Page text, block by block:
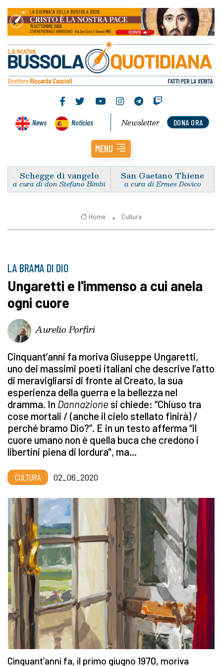
News Noticias DONA ORA
Newsletter
MENU
Schegge di vangelo
a cura di don Stefano Bimbi
San Gaetano Thiene
a cura di Ermes Dovico
Home Cultura
LA BRAMA DI DIO
Ungaretti e l'immenso a cui anela
ogni cuore
Aurelio Porfiri
Cinquant’anni fa moriva Giuseppe Ungaretti,
uno dei massimi poeti italiani che descrive l’atto
di meravigliarsi di fronte al Creato, la sua
esperienza della guerra e la bellezza nel
dramma. In Dannazione si chiede: “Chiuso tra
cose mortali / (anche il cielo stellato finirà) /
perché bramo Dio?”. E in un testo afferma “il
cuore umano non è quella buca che credono i
libertini piena di lordura", ma...
CULTURA 02_06_2020
Cinquant’anni fa, il primo giugno 1970, moriva